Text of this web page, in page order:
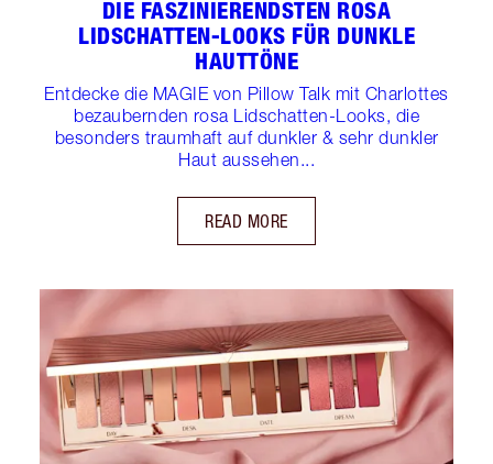
DIE FASZINIERENDSTEN ROSA
LIDSCHATTEN-LOOKS FÜR DUNKLE
HAUTTÖNE
Entdecke die MAGIE von Pillow Talk mit Charlottes
bezaubernden rosa Lidschatten-Looks, die
besonders traumhaft auf dunkler & sehr dunkler
Haut aussehen...
READ MORE